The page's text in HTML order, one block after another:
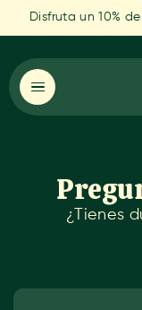
Disfruta un 10%
¿Tienes